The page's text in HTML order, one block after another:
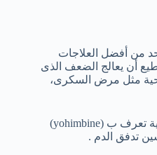
من أفضل العلاجات
أن يعالج الضعف الذى
مثل مرض السكرى،
و يحتوى هذا اللحاء على مواد كيميائية تعرف ب (yohimbine)
تدفق الدم .